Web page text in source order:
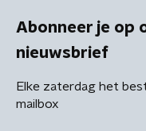
Abonneer je op
nieuwsbrief
Elke zaterdag het
mailbox